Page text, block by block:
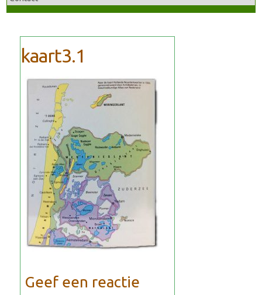
Geef een reactie